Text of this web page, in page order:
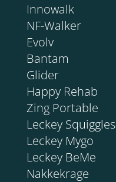
Innowalk
NF-Walker
Evolv
Bantam
Glider
Happy Rehab
Zing Portable
Leckey Squiggles
Leckey Mygo
Leckey BeMe
Nakkekrage